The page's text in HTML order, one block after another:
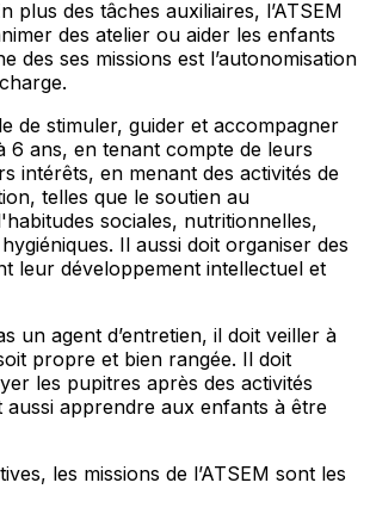
plus des tâches auxiliaires, l’ATSEM
des atelier ou aider les enfants
des ses missions est l’autonomisation
de stimuler, guider et accompagner
6 ans, en tenant compte de leurs
intérêts, en menant des activités de
telles que le soutien au
sociales, nutritionnelles,
Il aussi doit organiser des
leur développement intellectuel et
un agent d’entretien, il doit veiller à
propre et bien rangée. Il doit
les pupitres après des activités
aussi apprendre aux enfants à être
les missions de l’ATSEM sont les